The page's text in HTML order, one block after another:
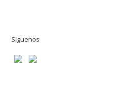
Síguenos